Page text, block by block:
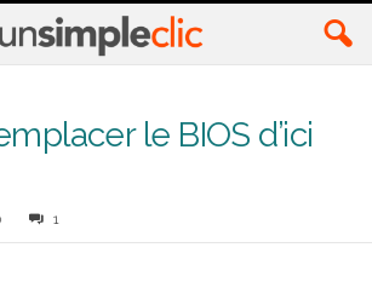
le BIOS d’ici
1